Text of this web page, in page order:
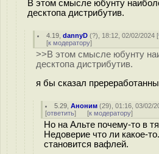
В этом смысле юбунту
десктопа дистрибутив.
4.19 ,dannyD (?), 18:12, 02/02/2024 [
[к модератору]
>>В этом смысле юбунту
десктопа дистрибутив.
я бы сказал
5.29 ,Аноним (29), 01:16, 03/02/
[ответить] [к модератору]
Но на Альте почему-то в
Недоверие что ли какое-
становится вафлей.